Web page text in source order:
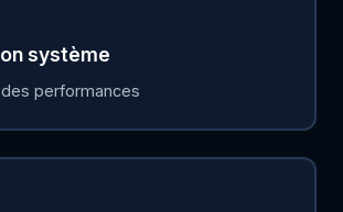
système
performances